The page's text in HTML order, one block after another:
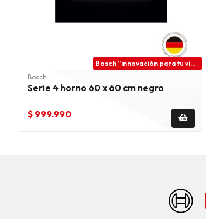
Bosch “innovación para tu vida”
Bosch
Serie 4 horno 60 x 60 cm negro
$ 999.990